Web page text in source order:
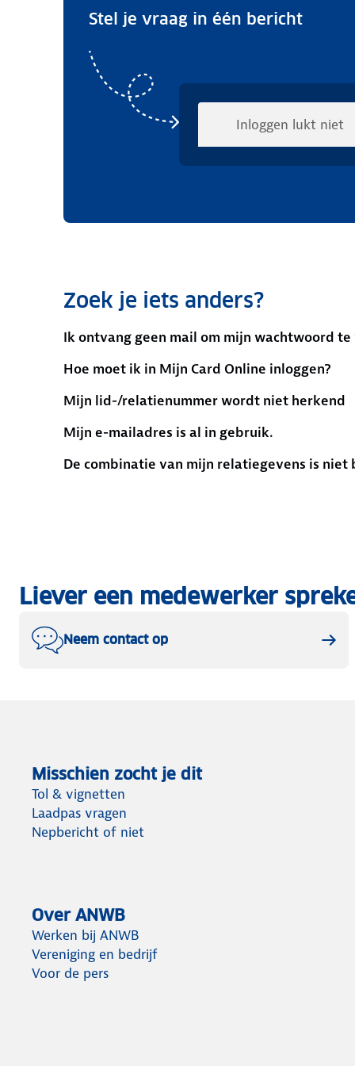
Stel je vraag in één bericht
Zoek je iets anders?
Ik ontvang geen mail om mijn wachtwoord te
Hoe moet ik in Mijn Card Online inloggen?
Mijn lid-/relatienummer wordt niet herkend
Mijn e-mailadres is al in gebruik.
De combinatie van mijn relatiegevens is niet
Liever een medewerker
Neem contact op
Misschien zocht je dit
Tol & vignetten
Laadpas vragen
Nepbericht of niet
Over ANWB
Werken bij ANWB
Vereniging en bedrijf
Voor de pers